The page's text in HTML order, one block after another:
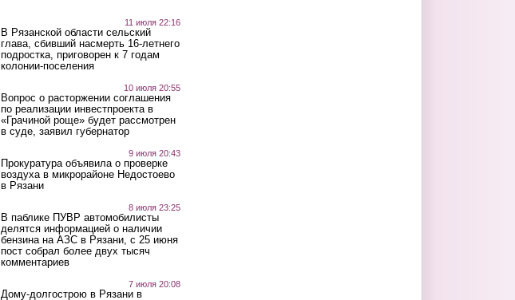
11 июля 22:16
В Рязанской области сельский
глава, сбивший насмерть 16-летнего
подростка, приговорен к 7 годам
колонии-поселения
10 июля 20:55
Вопрос о расторжении соглашения
по реализации инвестпроекта в
«Грачиной роще» будет рассмотрен
в суде, заявил губернатор
9 июля 20:43
Прокуратура объявила о проверке
воздуха в микрорайоне Недостоево
в Рязани
8 июля 23:25
В паблике ПУВР автомобилисты
делятся информацией о наличии
бензина на АЗС в Рязани, с 25 июня
пост собрал более двух тысяч
комментариев
7 июля 20:08
Дому-долгострою в Рязани в